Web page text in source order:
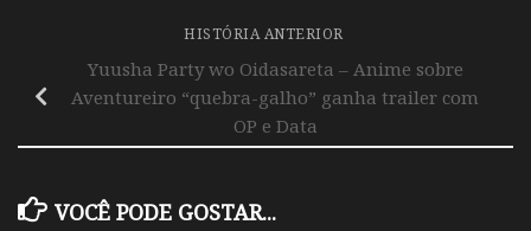
HISTÓRIA ANTERIOR
Yuusha Party wo Oidasareta – Anime sobre
Aventureiro “quebra-galho” ganha trailer com
OP e Data
VOCÊ PODE GOSTAR...